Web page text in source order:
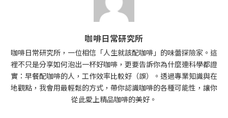
咖啡日常研究所
咖啡日常研究所，一位相信「人生就該配咖啡」的味蕾探險家。這
裡不只是分享如何泡出一杯好咖啡，更要告訴你為什麼連科學都證
實：早餐配咖啡的人，工作效率比較好（誤）。透過專業知識與在
地觀點，我會用最輕鬆的方式，帶你認識咖啡的各種可能性，讓你
從此愛上精品咖啡的美好。